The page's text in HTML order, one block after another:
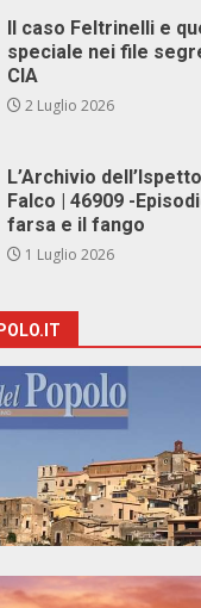
Il caso Feltrinelli e
speciale nei file
CIA
2 Luglio 2026
L’Archivio
Falco | 46909 -
farsa e il fango
1 Luglio 2026